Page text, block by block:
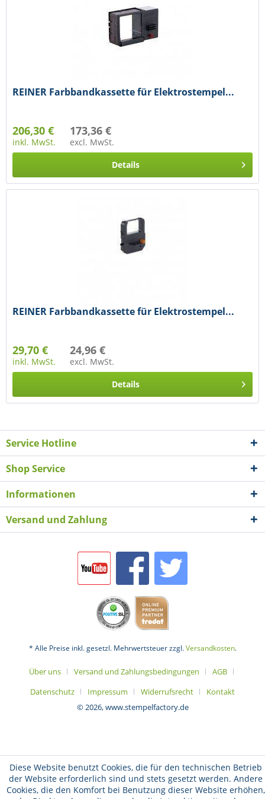
REINER Farbbandkassette für Elektrostempel...
206,30 €
inkl. MwSt.
173,36 €
excl. MwSt.
Details
REINER Farbbandkassette für Elektrostempel...
29,70 €
inkl. MwSt.
24,96 €
excl. MwSt.
Details
Service Hotline
Shop Service
Informationen
Versand und Zahlung
* Alle Preise inkl. gesetzl. Mehrwertsteuer zzgl.Versandkosten.
Über uns Versand und Zahlungsbedingungen
AGB
Datenschutz
Impressum Widerrufsrecht
Kontakt
© 2026, www.stempelfactory.de
Diese Website benutzt Cookies, die für den technischen Betrieb
der Website erforderlich sind und stets gesetzt werden. Andere
Cookies, die den Komfort bei Benutzung dieser Website erhöhen,